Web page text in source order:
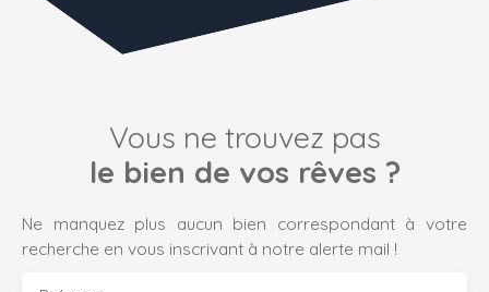
Vous ne trouvez pas
le bien de vos rêves ?
Ne manquez plus aucun bien correspondant à votre
recherche en vous inscrivant à notre alerte mail !